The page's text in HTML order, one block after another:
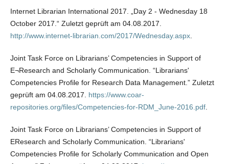
Internet Librarian International 2017. „Day 2 - Wednesday 18
October 2017.“ Zuletzt geprüft am 04.08.2017.
http://www.internet-librarian.com/2017/Wednesday.aspx.
Joint Task Force on Librarians’ Competencies in Support of
E¬Research and Scholarly Communication. “Librarians'
Competencies Profile for Research Data Management.” Zuletzt
geprüft am 04.08.2017. https://www.coar-
repositories.org/files/Competencies-for-RDM_June-2016.pdf.
Joint Task Force on Librarians’ Competencies in Support of
EResearch and Scholarly Communication. “Librarians'
Competencies Profile for Scholarly Communication and Open